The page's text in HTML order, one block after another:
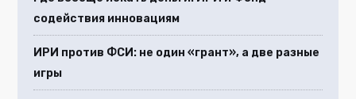
содействия инновациям
ИРИ против ФСИ: не один «грант», а две разные
игры